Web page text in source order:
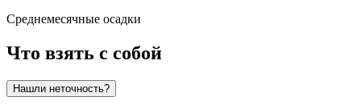
Среднемесячные осадки
Что взять с собой
Нашли неточность?